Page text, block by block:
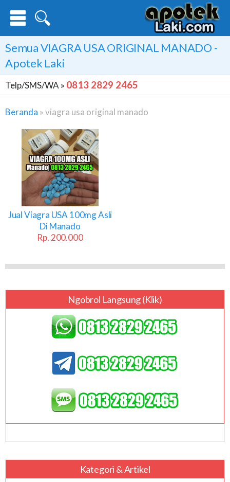
SemuaVIAGRA USA ORIGINAL MANADO -
Apotek Laki
Telp/SMS/WA » 0813 2829 2465
Beranda »viagra usa original manado
Viagra
Usa
Original
Manado
Jual Viagra USA 100mg Asli
Di Manado
Rp. 200.000
Ngobrol Langsung (klik)
Kategori & Artikel